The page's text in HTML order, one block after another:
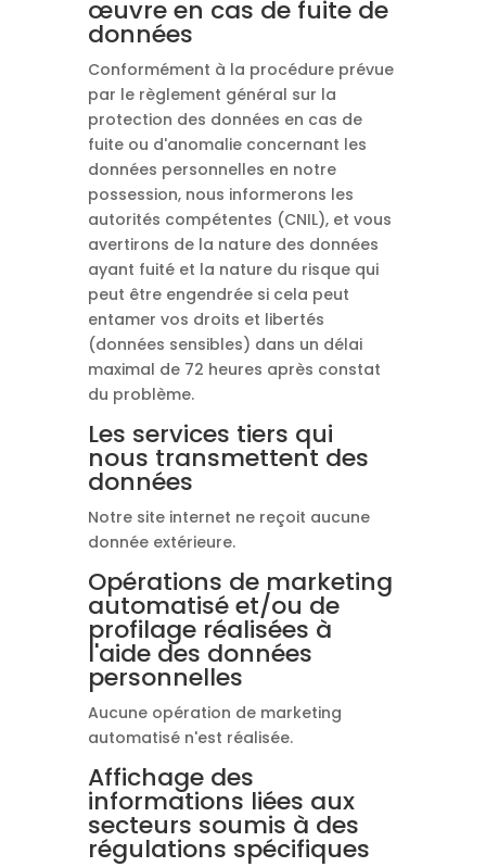
œuvre en cas de fuite de
données
Conformément à la procédure prévue
par le règlement général sur la
protection des données en cas de
fuite ou d'anomalie concernant les
données personnelles en notre
possession, nous informerons les
autorités compétentes (CNIL), et vous
avertirons de la nature des données
ayant fuité et la nature du risque qui
peut être engendrée si cela peut
entamer vos droits et libertés
(données sensibles) dans un délai
maximal de 72 heures après constat
du problème.
Les services tiers qui
nous transmettent des
données
Notre site internet ne reçoit aucune
donnée extérieure.
Opérations de marketing
automatisé et/ou de
profilage réalisées à
l'aide des données
personnelles
Aucune opération de marketing
automatisé n'est réalisée.
Affichage des
informations liées aux
secteurs soumis à des
régulations spécifiques